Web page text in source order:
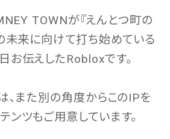
TOWNが『えんとつ町の
未来に向けて打ち始めている
お伝えしたRobloxです。
、また別の角度からこのIPを
ンツもご用意しています。